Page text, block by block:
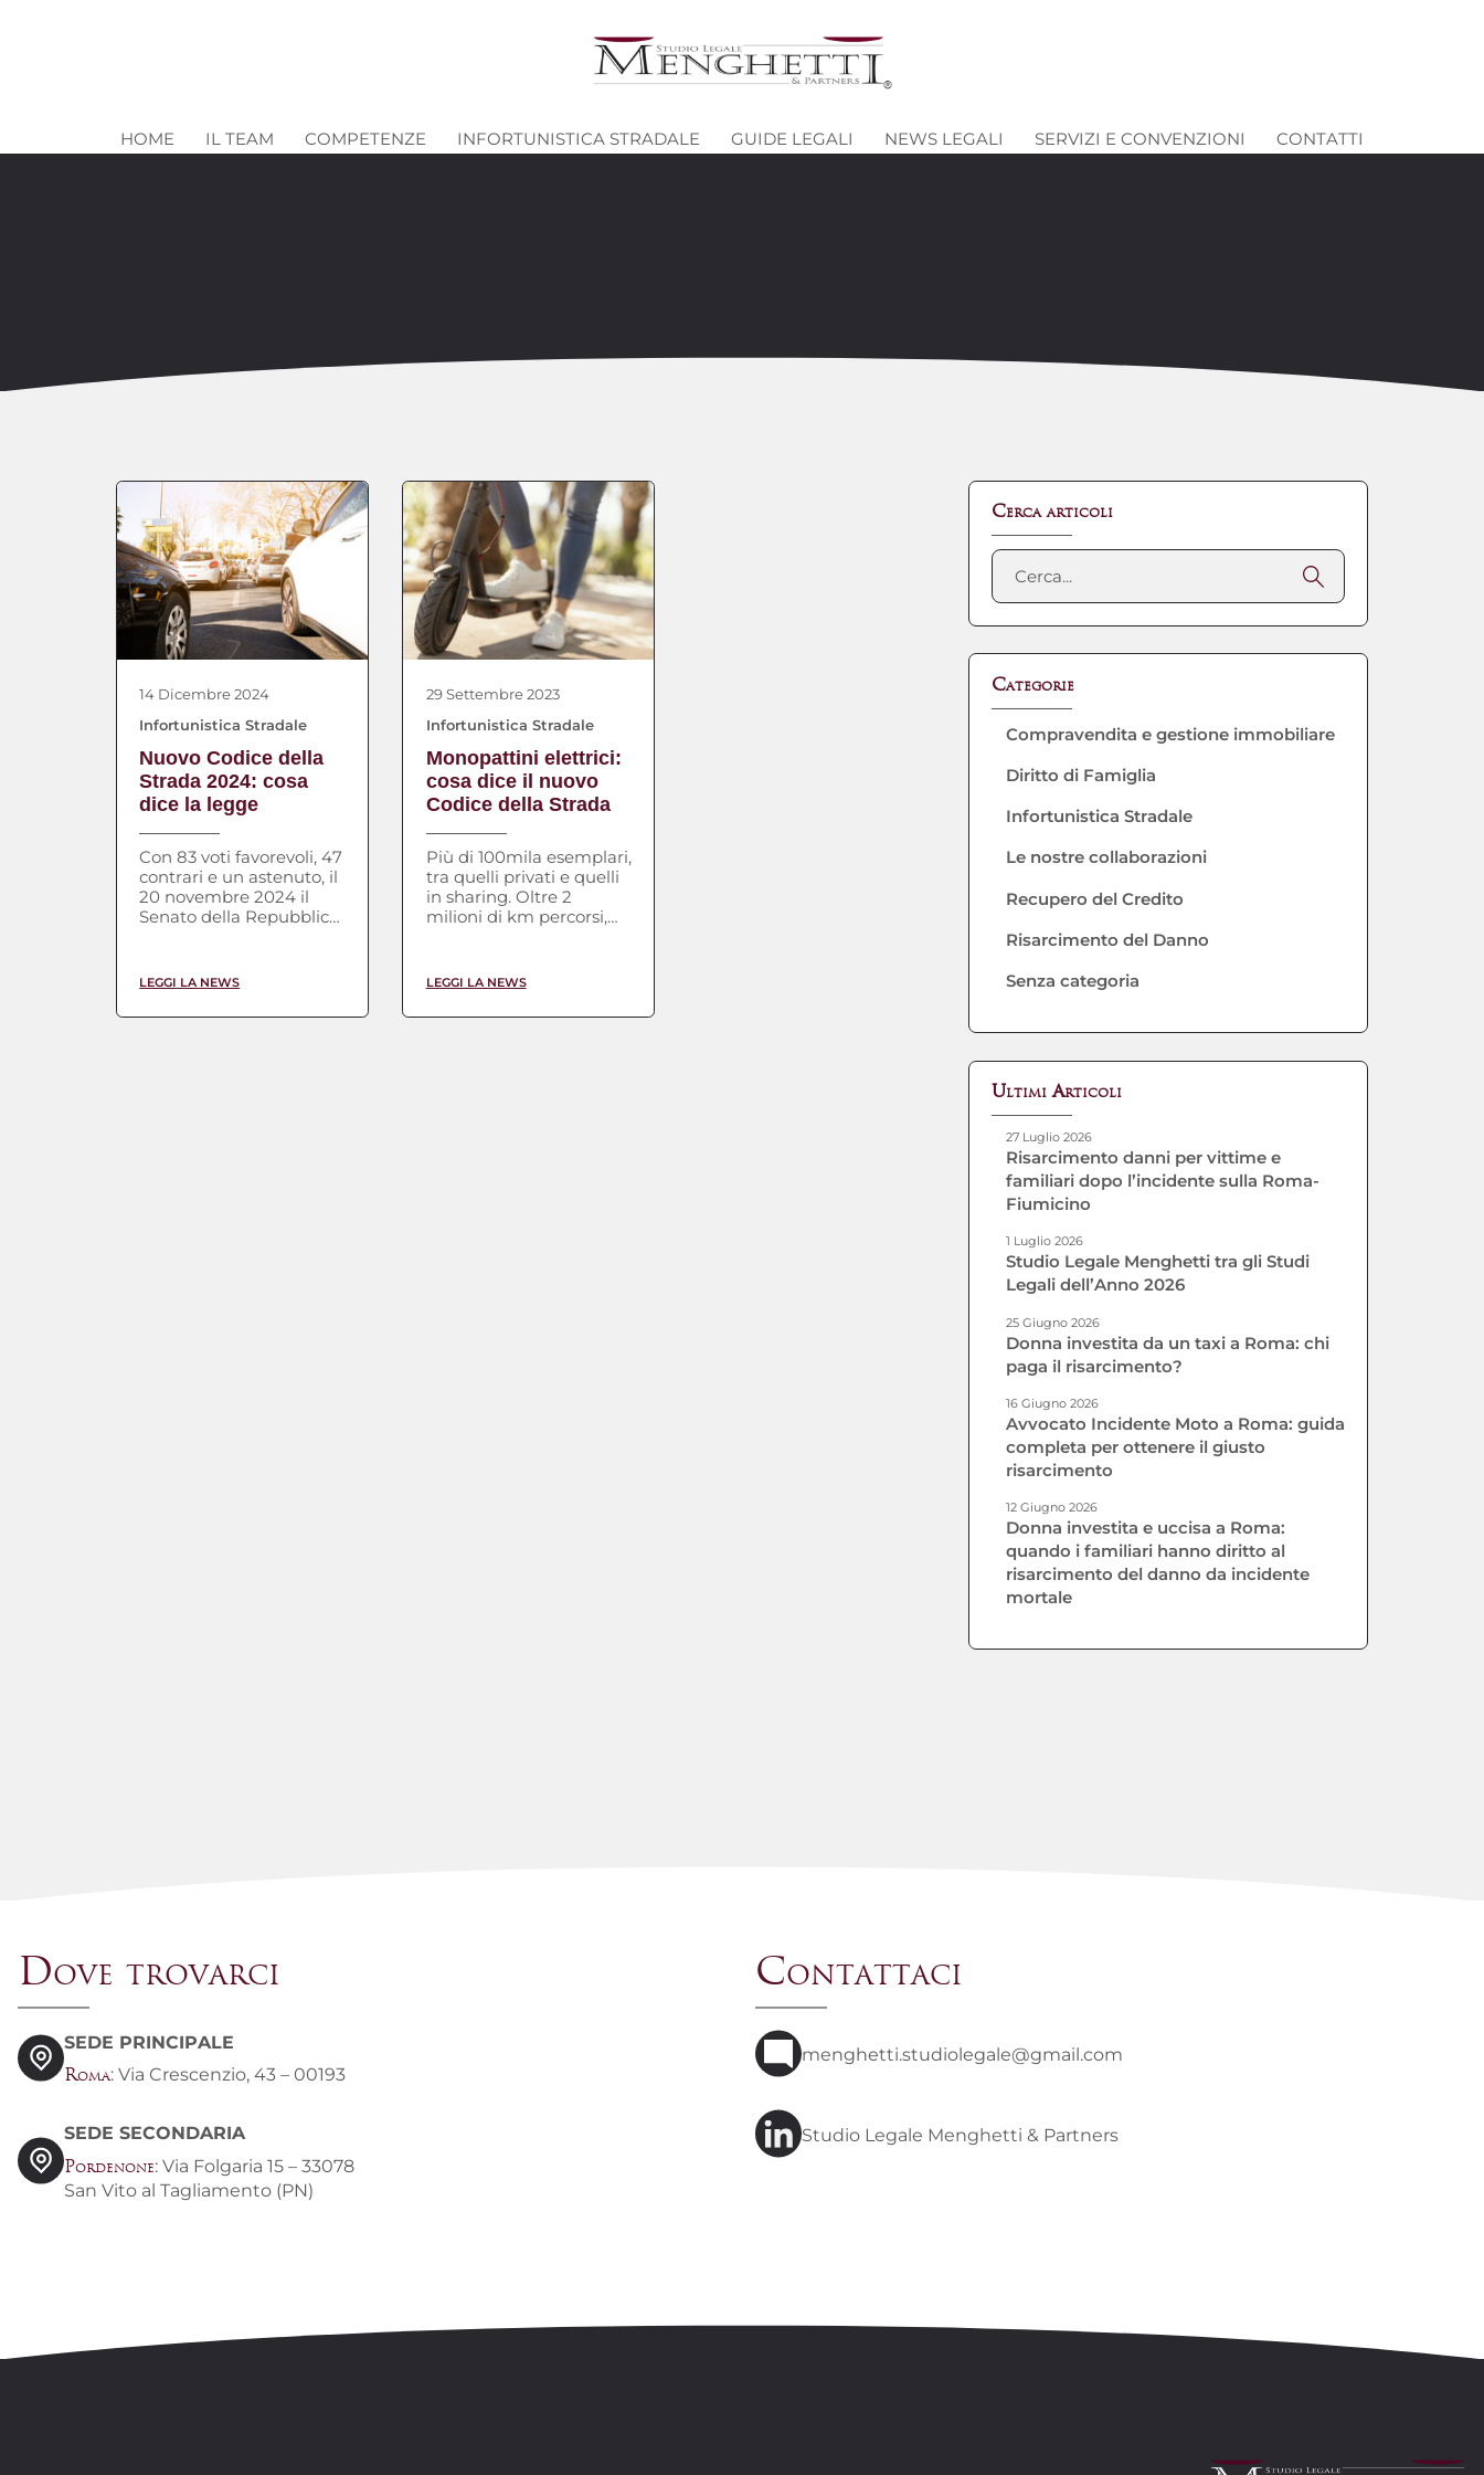
HOME IL TEAM COMPETENZE INFORTUNISTICA STRADALE GUIDE LEGALI NEWS LEGALI SERVIZI E CONVENZIONI CONTATTI
14 Dicembre 2024
Infortunistica Stradale
Nuovo Codice della
Strada 2024: cosa
dice la legge
Con 83 voti favorevoli, 47
contrari e un astenuto, il
20 novembre 2024 il
Senato della Repubblica
LEGGI LA NEWS
29 Settembre 2023
Infortunistica Stradale
Monopattini elettrici:
cosa dice il nuovo
Codice della Strada
Più di 100mila esemplari,
tra quelli privati e quelli
in sharing. Oltre 2
milioni di km percorsi,
LEGGI LA NEWS
Cerca articoli
Categorie
Compravendita e gestione immobiliare
Diritto di Famiglia
Infortunistica Stradale
Le nostre collaborazioni
Recupero del Credito
Risarcimento del Danno
Senza categoria
Ultimi Articoli
Risarcimento danni per vittime e
familiari dopo l’incidente sulla Roma-
Fiumicino
27 Luglio 2026
Studio Legale Menghetti tra gli Studi
Legali dell’Anno 2026
1 Luglio 2026
Donna investita da un taxi a Roma: chi
paga il risarcimento?
25 Giugno 2026
Avvocato Incidente Moto a Roma: guida
completa per ottenere il giusto
risarcimento
16 Giugno 2026
Donna investita e uccisa a Roma:
quando i familiari hanno diritto al
risarcimento del danno da incidente
mortale
12 Giugno 2026
Dove trovarci
SEDE PRINCIPALE
Roma: Via Crescenzio, 43 – 00193
SEDE SECONDARIA
Pordenone: Via Folgaria 15 – 33078
San Vito al Tagliamento (PN)
Contattaci
menghetti.studiolegale@gmail.com
Studio Legale Menghetti & Partners